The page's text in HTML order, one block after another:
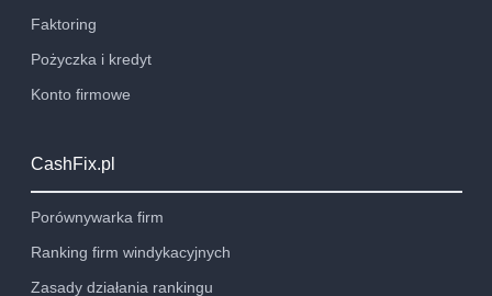
Faktoring
Pożyczka i kredyt
Konto firmowe
CashFix.pl
Porównywarka firm
Ranking firm windykacyjnych
Zasady działania rankingu